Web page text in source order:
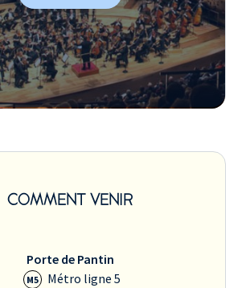
COMMENT VENIR
Porte de Pantin
M5 Métro ligne 5